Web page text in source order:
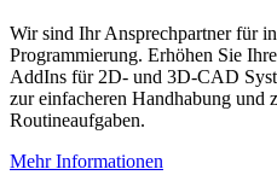
Wir sind Ihr Ansprechpartner für
Programmierung. Erhöhen Sie
AddIns für 2D- und 3D-CAD
zur einfacheren Handhabung und
Routineaufgaben.
Mehr Informationen